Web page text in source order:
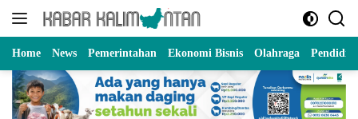
Langsung
Home News Pemerintahan Ekonomi Bisnis Olahraga